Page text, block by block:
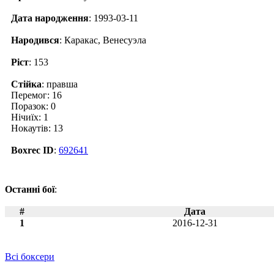
Дата народження: 1993-03-11
Народився: Каракас, Венесуэла
Ріст: 153
Стійка: правша
Перемог: 16
Поразок: 0
Нічиїх: 1
Нокаутів: 13
Boxrec ID: 692641
Останні бої:
# Дата
1
2016-12-31
Всі боксери